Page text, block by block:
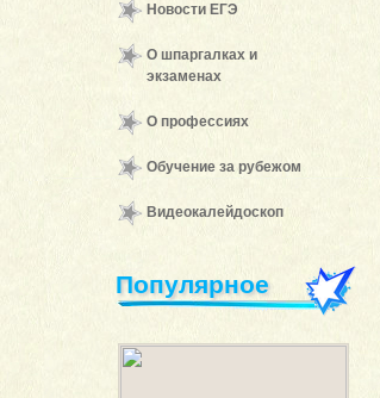
Новости ЕГЭ
О шпаргалках и
экзаменах
О профессиях
Обучение за рубежом
Видеокалейдоскоп
Популярное